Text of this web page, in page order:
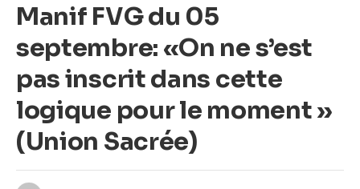
Manif FVG du 05
septembre: «On ne s’est
pas inscrit dans cette
logique pour le moment »
(Union Sacrée)